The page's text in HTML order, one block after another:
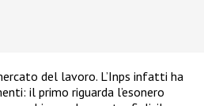
del lavoro. L’Inps infatti ha
il primo riguarda l’esonero